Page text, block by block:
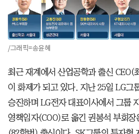
/그래픽=송윤혜
최근 재계에서 산업공학과 출신 CEO(
이 화제가 되고 있다. 지난 25일 LG그
승진하며 LG전자 대표이사에서 그룹
영책임자(COO)로 옮긴 권봉석 부회장